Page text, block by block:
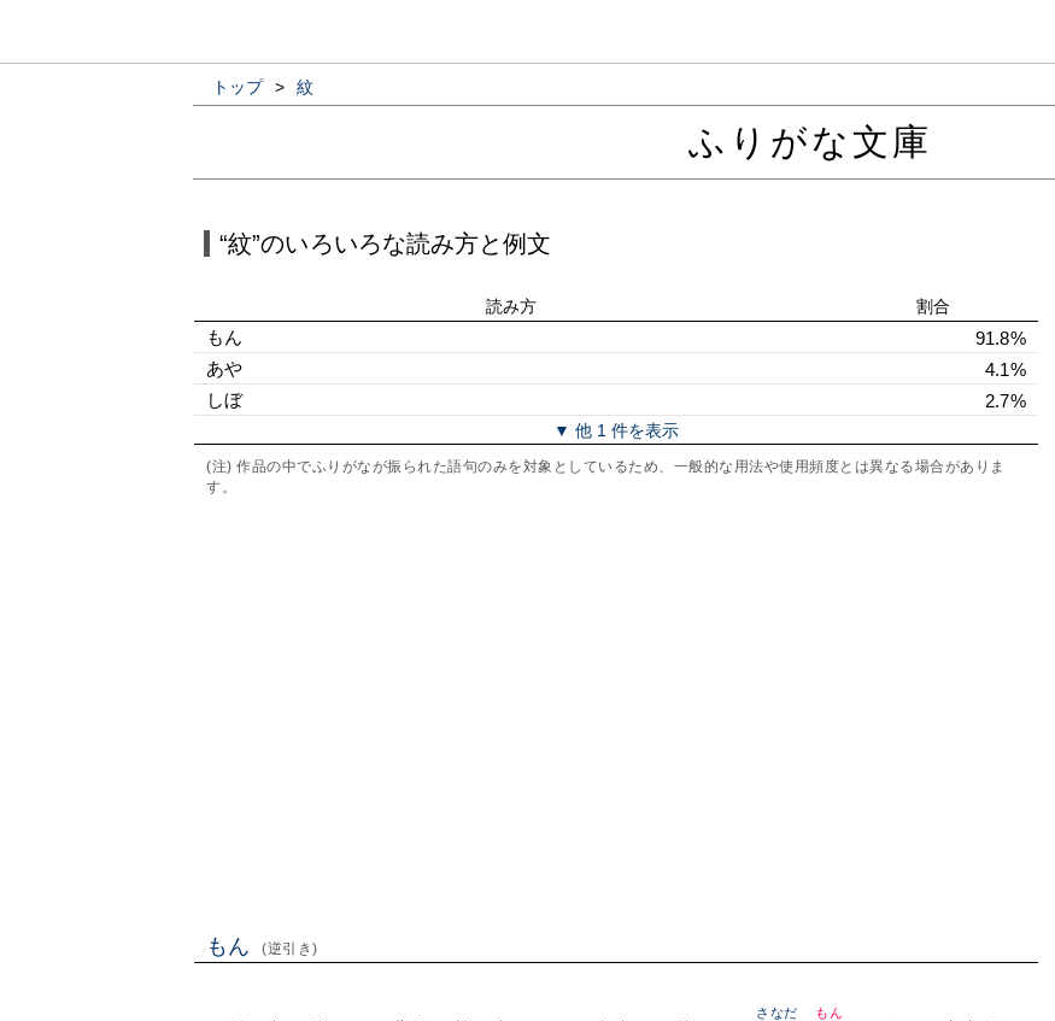
トップ > 紋
ふりがな文庫
“紋”のいろいろな読み方と例文
読み方 割合
もん
91.8%
あや
4.1%
しぼ
2.7%
▼ 他 1 件を表示
(注) 作品の中でふりがなが振られた語句のみを対象としているため、一般的な用法や使用頻度とは異なる場合がありま
す。
もん (逆引き)
さなだ もん